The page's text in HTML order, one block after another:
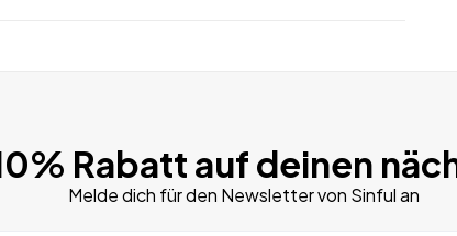
Rabatt auf deinen
Melde dich für den Newsletter von Sinful an